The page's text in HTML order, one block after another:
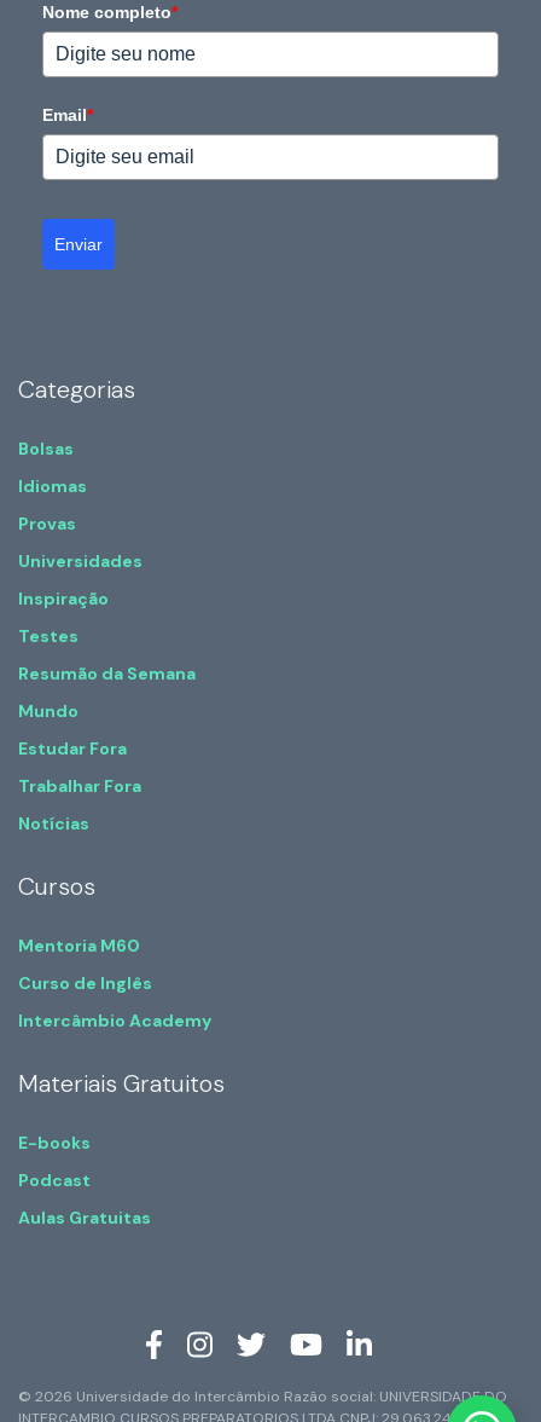
Nome completo*
Email*
Enviar
Categorias
Bolsas
Idiomas
Provas
Universidades
Inspiração
Testes
Resumão da Semana
Mundo
Estudar Fora
Trabalhar Fora
Notícias
Cursos
Mentoria M60
Curso de Inglês
Intercâmbio Academy
Materiais Gratuitos
E-books
Podcast
Aulas Gratuitas
© 2026 Universidade do Intercâmbio Razão social: UNIVERSIDADE DO